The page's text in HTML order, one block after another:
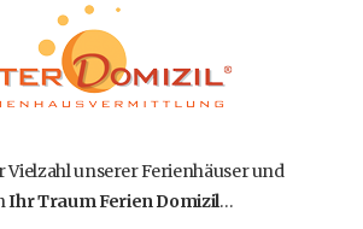
Vielzahl unserer Ferienhäuser und
Ihr Traum Ferien Domizil…